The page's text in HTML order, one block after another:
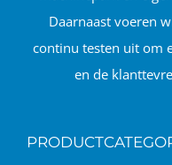
Daarnaast voeren
continu testen uit om
en de